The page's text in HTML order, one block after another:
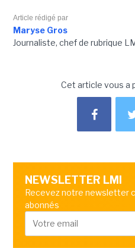
Article rédigé par
Maryse Gros
Journaliste, chef de rubrique
Cet article vous a
NEWSLETTER LMI
Recevez notre newsletter
abonnés